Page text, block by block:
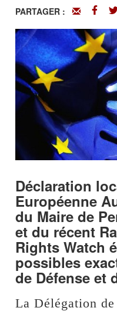
PARTAGER :
Déclaration
Européenne
du Maire de
et du récent
Rights Watch
possibles
de Défense et
La Délégation